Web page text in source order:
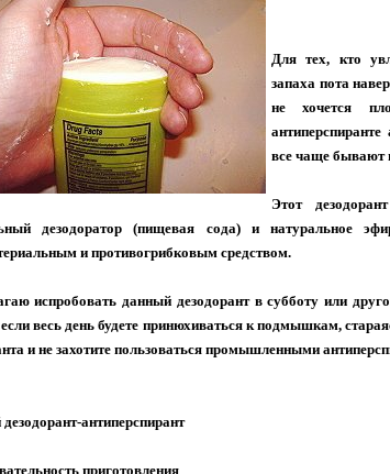
Для тех, кто
запаха пота
не хочется
все чаще бывают
Этот
дезодоратор (пищевая сода) и натуральное
и противогрибковым средством.
испробовать данный дезодорант в субботу или
весь день будете принюхиваться к подмышкам,
и не захотите пользоваться промышленными
антиперспирант
приготовления